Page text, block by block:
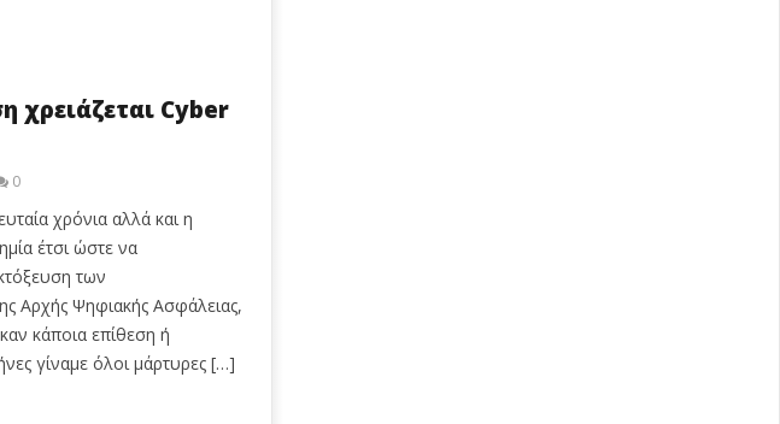
χρειάζεται Cyber
0
χρόνια αλλά και η
έτσι ώστε να
των
Αρχής Ψηφιακής Ασφάλειας,
κάποια επίθεση ή
γίναμε όλοι μάρτυρες […]